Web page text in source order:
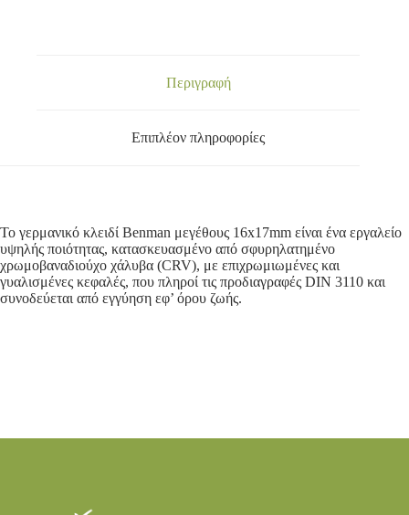
Περιγραφή
Επιπλέον πληροφορίες
Το γερμανικό κλειδί Benman μεγέθους 16x17mm είναι ένα εργαλείο
υψηλής ποιότητας, κατασκευασμένο από σφυρηλατημένο
χρωμοβαναδιούχο χάλυβα (CRV), με επιχρωμιωμένες και
γυαλισμένες κεφαλές, που πληροί τις προδιαγραφές DIN 3110 και
συνοδεύεται από εγγύηση εφ’ όρου ζωής.